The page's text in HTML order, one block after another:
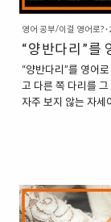
영어 공부/이걸 영어로?·
“양반다리”를
“양반다리”를 영어
고 다른 쪽 다리를
자주 보지 않는 자세
요가에서 사용하는
합니다. “He sat
는 요가 수업 중 매트